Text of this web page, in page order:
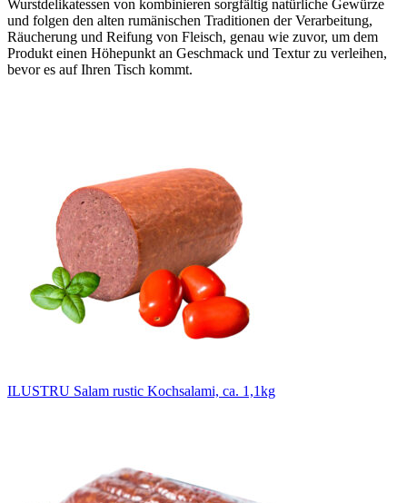
Wurstdelikatessen von kombinieren sorgfältig natürliche Gewürze
und folgen den alten rumänischen Traditionen der Verarbeitung,
Räucherung und Reifung von Fleisch, genau wie zuvor, um dem
Produkt einen Höhepunkt an Geschmack und Textur zu verleihen,
bevor es auf Ihren Tisch kommt.
ILUSTRU Salam rustic Kochsalami, ca. 1,1kg